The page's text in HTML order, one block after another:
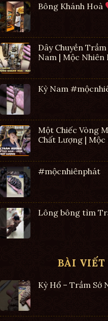
Bông Khánh Hoà
Dây Chuyền
Nam | Mộc Nhiên
Kỳ Nam
Một Chiếc Vòng
Chất Lượng |
#mộcnhiênphát
Lông bông tìm
BÀI VIẾT
Kỳ Hổ – Trầm Sớ